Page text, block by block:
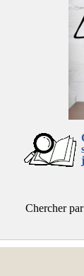
Chercher par